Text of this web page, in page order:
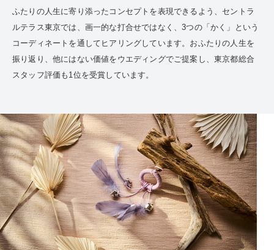
ふたりの人生に寄り添ったコンセプトを表現できるよう、セントラ
ルテラス東京では、画一的な打合せではなく、3つの「かく」という
コーディネートを通してヒアリングしています。おふたりの人生を
振り返り、他にはない価値をウエディングでご提案し、東京都総合
スタッフ評価も1位を受賞しています。